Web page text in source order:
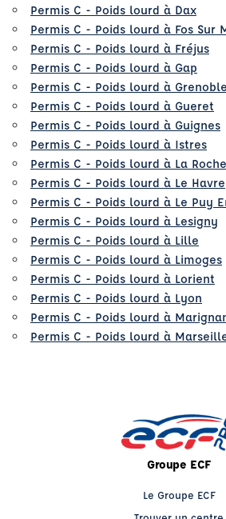
Permis C - Poids lourd à Dax
Permis C - Poids lourd à Fos Sur
Permis C - Poids lourd à Fréjus
Permis C - Poids lourd à Gap
Permis C - Poids lourd à Grenoble
Permis C - Poids lourd à Gueret
Permis C - Poids lourd à Guignes
Permis C - Poids lourd à Istres
Permis C - Poids lourd à La
Permis C - Poids lourd à Le Havre
Permis C - Poids lourd à Le Puy
Permis C - Poids lourd à Lesigny
Permis C - Poids lourd à Lille
Permis C - Poids lourd à Limoges
Permis C - Poids lourd à Lorient
Permis C - Poids lourd à Lyon
Permis C - Poids lourd à
Permis C - Poids lourd à
Groupe ECF
Le Groupe ECF